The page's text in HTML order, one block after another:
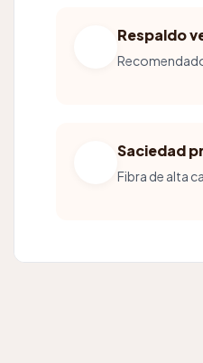
Respaldo
Saciedad
Fibra de alta